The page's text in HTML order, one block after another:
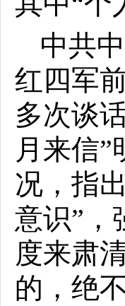
中共
红四军
多次谈
月来信
况，指
意识”，
度来肃
的，绝